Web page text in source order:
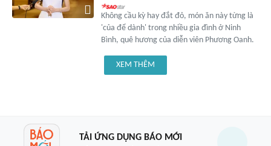
Không cầu kỳ hay đắt đỏ, món ăn này từng là
'của để dành' trong nhiều gia đình ở Ninh
Bình, quê hương của diễn viên Phương Oanh.
XEM THÊM
TẢI ỨNG DỤNG BÁO MỚI